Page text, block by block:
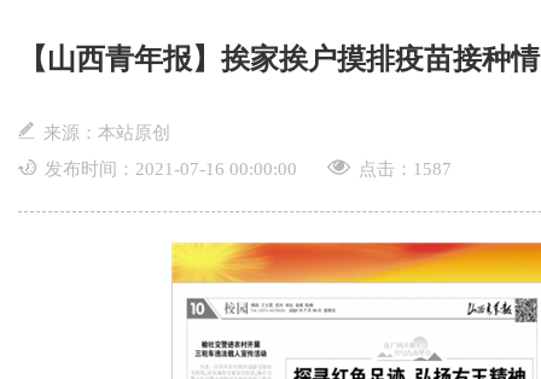
【山西青年报】挨家挨户摸排疫苗接种
来源：本站原创
发布时间：2021-07-16 00:00:00
点击： 1587